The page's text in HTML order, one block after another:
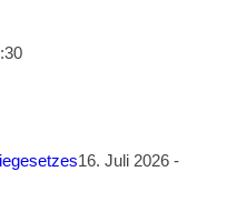
16. Juli 2026 -